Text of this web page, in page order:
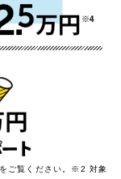
ご覧ください。※2 対象